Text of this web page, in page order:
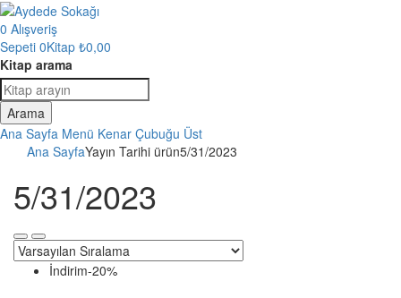
0 Alışveriş
Sepeti 0Kitap ₺0,00
Kitap arama
Arama
Ana Sayfa Menü Kenar Çubuğu Üst
Ana SayfaYayın Tarihi ürün5/31/2023
5/31/2023
İndirim-20%